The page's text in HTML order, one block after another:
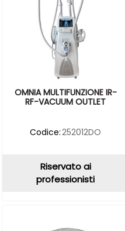
OMNIA MULTIFUNZIONE IR-
RF-VACUUM OUTLET
Codice:252012DO
Riservato ai
professionisti